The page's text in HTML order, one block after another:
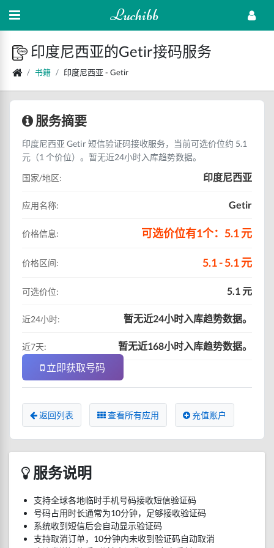
Luchibb
印度尼西亚的Getir接码服务
书籍 印度尼西亚 - Getir
服务摘要
印度尼西亚 Getir 短信验证码接收服务，当前可选价位约 5.1
元（1 个价位）。暂无近24小时入库趋势数据。
国家/地区:
印度尼西亚
应用名称: Getir
价格信息: 可选价位有1个：5.1 元
价格区间: 5.1 - 5.1 元
可选价位: 5.1 元
近24小时: 暂无近24小时入库趋势数据。
近7天:
暂无近168小时入库趋势数据。
立即获取号码
返回列表 查看所有应用 充值账户
服务说明
支持全球各地临时手机号码接收短信验证码
号码占用时长通常为10分钟，足够接收验证码
系统收到短信后会自动显示验证码
支持取消订单，10分钟内未收到验证码自动取消